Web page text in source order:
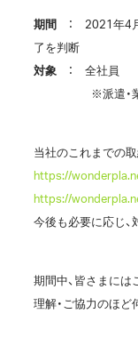
期間 ： 2021年4月
了を判断
対象 ： 全社員
※派遣・業務委
当社のこれまでの
https://
https://
今後も必要に応じ、
期間中、皆さまに
理解・ご協力のほど